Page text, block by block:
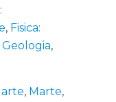
, Fisica:
Geologia,
, Marte,